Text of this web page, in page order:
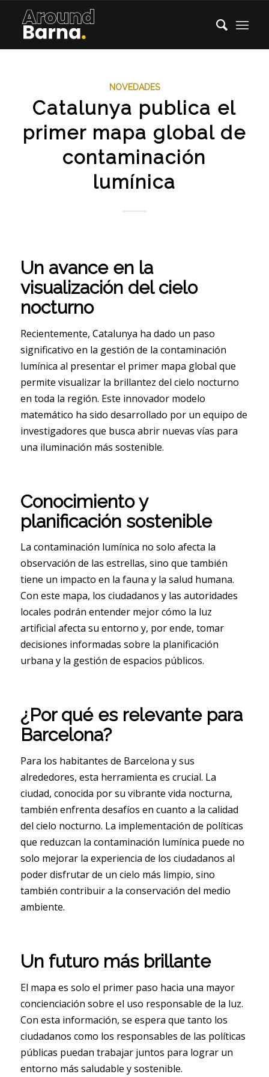
NOVEDADES
Catalunya publica el
primer mapa global de
contaminación
lumínica
Un avance en la
visualización del cielo
nocturno
Recientemente, Catalunya ha dado un paso
significativo en la gestión de la contaminación
lumínica al presentar el primer mapa global que
permite visualizar la brillantez del cielo nocturno
en toda la región. Este innovador modelo
matemático ha sido desarrollado por un equipo de
investigadores que busca abrir nuevas vías para
una iluminación más sostenible.
Conocimiento y
planificación sostenible
La contaminación lumínica no solo afecta la
observación de las estrellas, sino que también
tiene un impacto en la fauna y la salud humana.
Con este mapa, los ciudadanos y las autoridades
locales podrán entender mejor cómo la luz
artificial afecta su entorno y, por ende, tomar
decisiones informadas sobre la planificación
urbana y la gestión de espacios públicos.
¿Por qué es relevante para
Barcelona?
Para los habitantes de Barcelona y sus
alrededores, esta herramienta es crucial. La
ciudad, conocida por su vibrante vida nocturna,
también enfrenta desafíos en cuanto a la calidad
del cielo nocturno. La implementación de políticas
que reduzcan la contaminación lumínica puede no
solo mejorar la experiencia de los ciudadanos al
poder disfrutar de un cielo más limpio, sino
también contribuir a la conservación del medio
ambiente.
Un futuro más brillante
El mapa es solo el primer paso hacia una mayor
concienciación sobre el uso responsable de la luz.
Con esta información, se espera que tanto los
ciudadanos como los responsables de las políticas
públicas puedan trabajar juntos para lograr un
entorno más saludable y sostenible.